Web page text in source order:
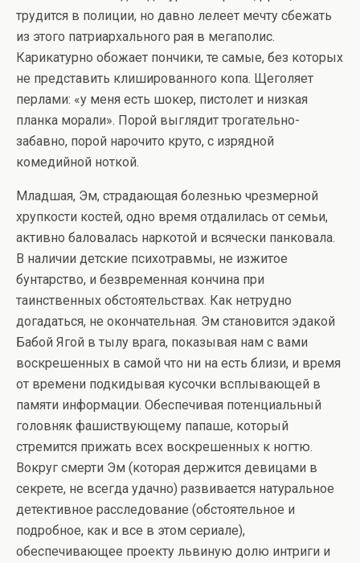
трудится в полиции, но давно лелеет мечту сбежать
из этого патриархального рая в мегаполис.
Карикатурно обожает пончики, те самые, без которых
не представить клишированного копа. Щеголяет
перлами: «у меня есть шокер, пистолет и низкая
планка морали». Порой выглядит трогательно-
забавно, порой нарочито круто, с изрядной
комедийной ноткой.
Младшая, Эм, страдающая болезнью чрезмерной
хрупкости костей, одно время отдалилась от семьи,
активно баловалась наркотой и всячески панковала.
В наличии детские психотравмы, не изжитое
бунтарство, и безвременная кончина при
таинственных обстоятельствах. Как нетрудно
догадаться, не окончательная. Эм становится эдакой
Бабой Ягой в тылу врага, показывая нам с вами
воскрешенных в самой что ни на есть близи, и время
от времени подкидывая кусочки всплывающей в
памяти информации. Обеспечивая потенциальный
головняк фашиствующему папаше, который
стремится прижать всех воскрешенных к ногтю.
Вокруг смерти Эм (которая держится девицами в
секрете, не всегда удачно) развивается натуральное
детективное расследование (обстоятельное и
подробное, как и все в этом сериале),
обеспечивающее проекту львиную долю интриги и